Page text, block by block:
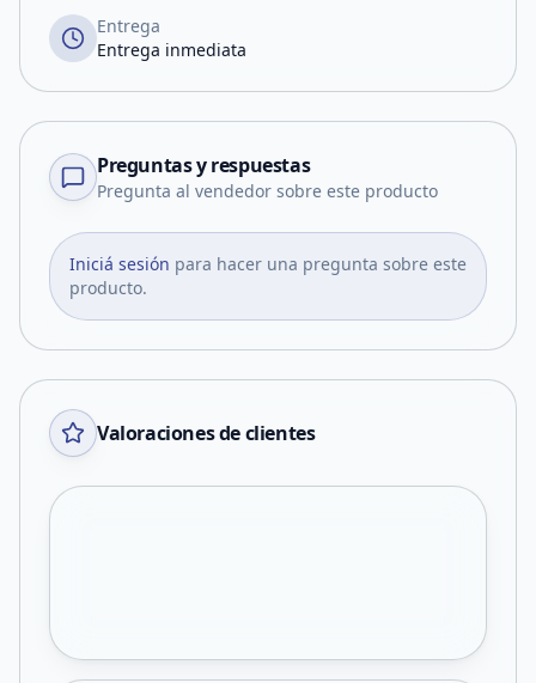
Entrega
Entrega inmediata
Preguntas y respuestas
Pregunta al vendedor sobre este producto
Iniciá sesión para hacer una pregunta sobre este
producto.
Valoraciones de clientes